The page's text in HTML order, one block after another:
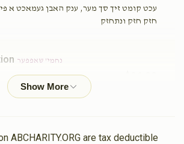
עכט קומט זיך סך מער, ענק האבן געמאכט א
חזק חזק ונתחזק
נחמי' שאפפער
$10.00
ABCHARITY.ORG are tax deductible